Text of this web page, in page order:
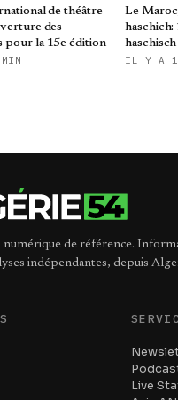
de théâtre
des
pour la 15e édition
Le
haschich:
IL Y A
numérique de référence.
indépendantes, depuis
Live